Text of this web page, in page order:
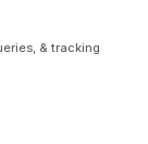
& tracking